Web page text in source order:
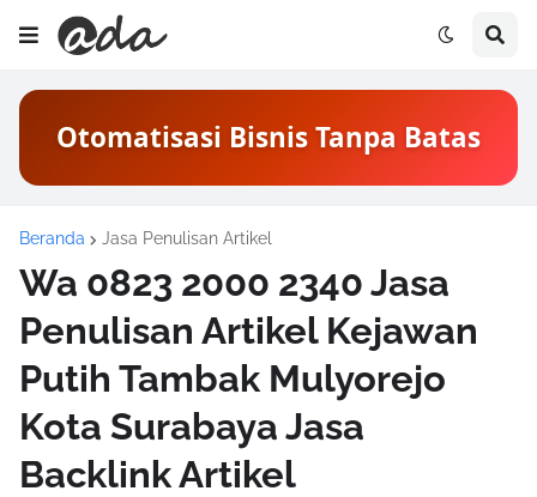
Otomatisasi Bisnis Tanpa Batas
Beranda Jasa Penulisan Artikel
Wa 0823 2000 2340 Jasa
Penulisan Artikel Kejawan
Putih Tambak Mulyorejo
Kota Surabaya Jasa
Backlink Artikel